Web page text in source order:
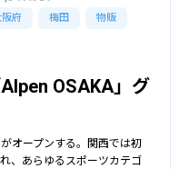
阪府 梅田 物販
OSAKA」グ
オープンする。関西では初
、あらゆるスポーツカテゴ